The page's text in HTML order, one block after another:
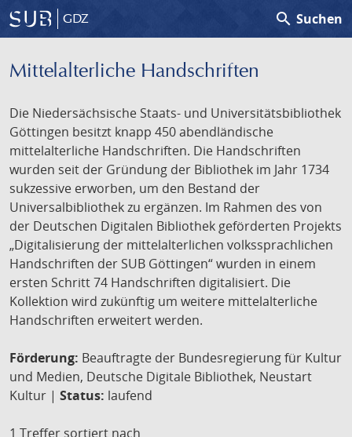
GDZ search Suchen
Mittelalterliche Handschriften
Die Niedersächsische Staats- und Universitätsbibliothek
Göttingen besitzt knapp 450 abendländische
mittelalterliche Handschriften. Die Handschriften
wurden seit der Gründung der Bibliothek im Jahr 1734
sukzessive erworben, um den Bestand der
Universalbibliothek zu ergänzen. Im Rahmen des von
der Deutschen Digitalen Bibliothek geförderten Projekts
„Digitalisierung der mittelalterlichen volkssprachlichen
Handschriften der SUB Göttingen“ wurden in einem
ersten Schritt 74 Handschriften digitalisiert. Die
Kollektion wird zukünftig um weitere mittelalterliche
Handschriften erweitert werden.
Förderung: Beauftragte der Bundesregierung für Kultur
und Medien, Deutsche Digitale Bibliothek, Neustart
Kultur | Status: laufend
1 Treffer sortiert nach